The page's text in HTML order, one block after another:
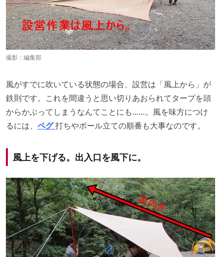
撮影：編集部
風がすでに吹いている状態の場合、設営は「風上から」が
鉄則です。これを間違うと思い切りあおられてタープを頭
からかぶってしまうなんてことにも……。風を味方につけ
るには、 ペグ打ちやポール立ての順番も大事なのです。
風上を下げる。出入口を風下に。